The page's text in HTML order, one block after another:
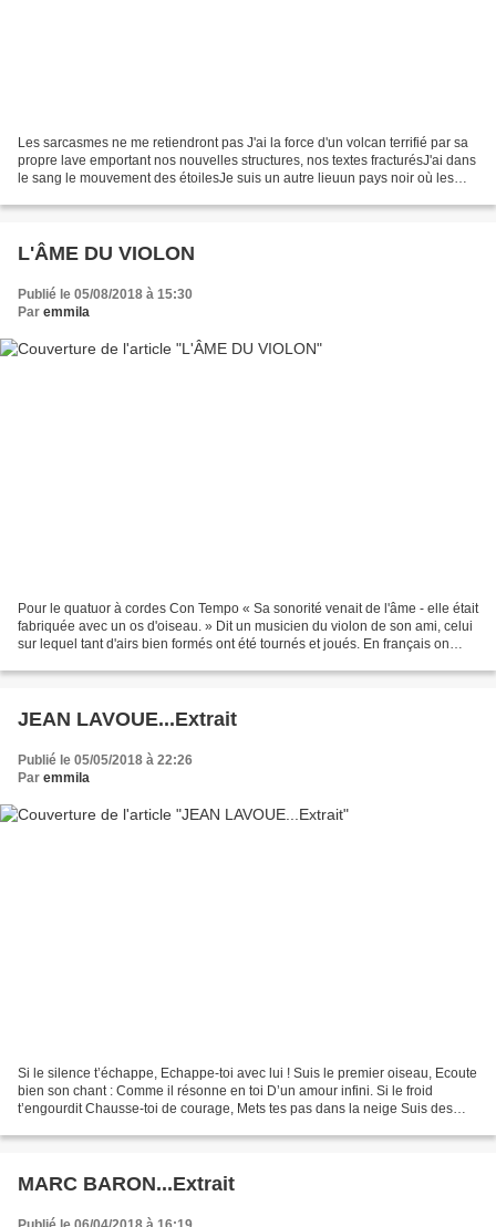
Les sarcasmes ne me retiendront pas J'ai la force d'un volcan terrifié par sa
propre lave emportant nos nouvelles structures, nos textes fracturésJ'ai dans
le sang le mouvement des étoilesJe suis un autre lieuun pays noir où les
L'ÂME DU VIOLON
Publié le 05/08/2018 à 15:30
Par emmila
Pour le quatuor à cordes Con Tempo « Sa sonorité venait de l'âme - elle était
fabriquée avec un os d'oiseau. » Dit un musicien du violon de son ami, celui
sur lequel tant d'airs bien formés ont été tournés et joués. En français on
JEAN LAVOUE...Extrait
Publié le 05/05/2018 à 22:26
Par emmila
Si le silence t’échappe, Echappe-toi avec lui ! Suis le premier oiseau, Ecoute
bien son chant : Comme il résonne en toi D’un amour infini. Si le froid
t’engourdit Chausse-toi de courage, Mets tes pas dans la neige Suis des
MARC BARON...Extrait